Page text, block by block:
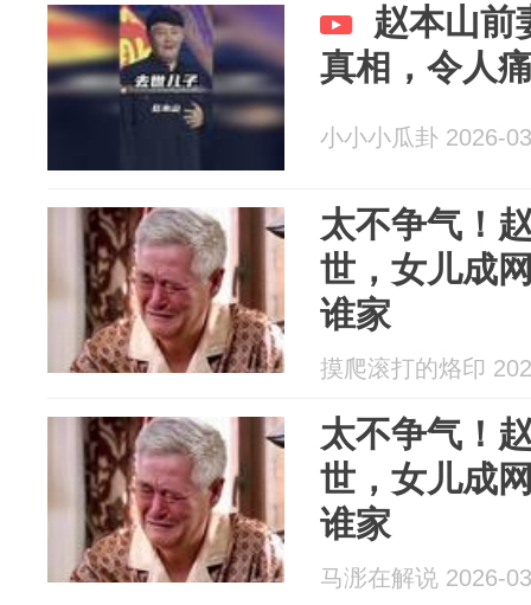
赵本山前
真相，令人
小小小瓜卦 2026-
太不争气！
世，女儿成
谁家
摸爬滚打的烙印
太不争气！
世，女儿成
谁家
马浵在解说 2026-